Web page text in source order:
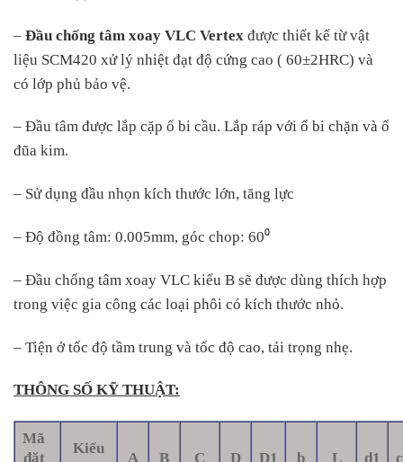
– Đầu chống tâm xoay VLC Vertex được thiết kế từ vật
liệu SCM420 xử lý nhiệt đạt độ cứng cao ( 60±2HRC) và
có lớp phủ bảo vệ.
– Đầu tâm được lắp cặp ổ bi cầu. Lắp ráp với ổ bi chặn và ổ
đũa kim.
– Sử dụng đầu nhọn kích thước lớn, tăng lực
– Độ đồng tâm: 0.005mm, góc chop: 60⁰
– Đầu chống tâm xoay VLC kiểu B sẽ được dùng thích hợp
trong việc gia công các loại phôi có kích thước nhỏ.
– Tiện ở tốc độ tầm trung và tốc độ cao, tải trọng nhẹ.
THÔNG SỐ KỸ THUẬT:
Mã
đặt
Kiểu
A B C D D1 b L d1